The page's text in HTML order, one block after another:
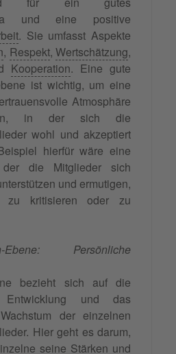
und eine positive
. Sie umfasst Aspekte
, Respekt,Wertschätzung,
Kooperation. Eine gute
ist wichtig, um eine
Atmosphäre
in der sich die
wohl und akzeptiert
hierfür wäre eine
die Mitglieder sich
und ermutigen,
zu kritisieren oder zu
Persönliche
bezieht sich auf die
Entwicklung und das
der einzelnen
Hier geht es darum,
seine Stärken und